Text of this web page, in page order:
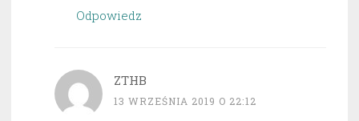
Odpowiedz
ZTHB
13 WRZEŚNIA 2019 O 22:12